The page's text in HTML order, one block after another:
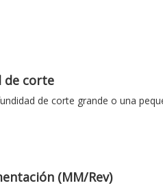
de corte
de corte grande o una
(MM/Rev)